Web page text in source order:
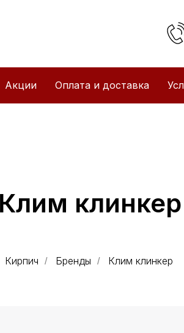
Акции Оплата и доставка
клинкер
Кирпич / Бренды / Клим клинкер